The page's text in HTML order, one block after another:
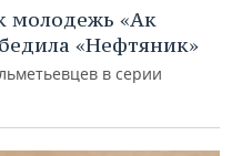
молодежь «Ак
«Нефтяник»
в серии